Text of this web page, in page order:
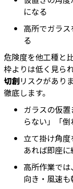
になる
高所でガラ
る
危険度を他工種と
枠よりは低く見ら
切創リスクがあり
徹底します。
ガラスの仮
らない」「
立て掛け角
あれば即座
高所作業で
向き・風速